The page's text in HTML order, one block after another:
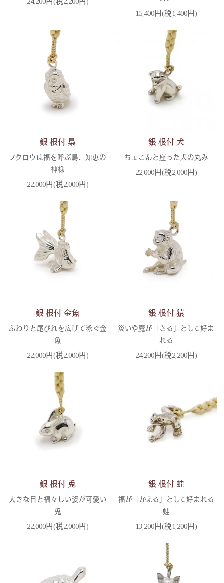
24,200円(税2,200円)
15,400円(税1,400円)
銀 根付 梟
フクロウは福を呼ぶ鳥、知恵の
神様
22,000円(税2,000円)
銀 根付 犬
ちょこんと座った犬の丸み
22,000円(税2,000円)
銀 根付 金魚
ふわりと尾びれを広げて泳ぐ金
魚
22,000円(税2,000円)
銀 根付 猿
災いや魔が「さる」として好ま
れる
24,200円(税2,200円)
銀 根付 兎
大きな目と福々しい姿が可愛い
兎
22,000円(税2,000円)
銀 根付 蛙
福が「かえる」として好まれる
蛙
13,200円(税1,200円)